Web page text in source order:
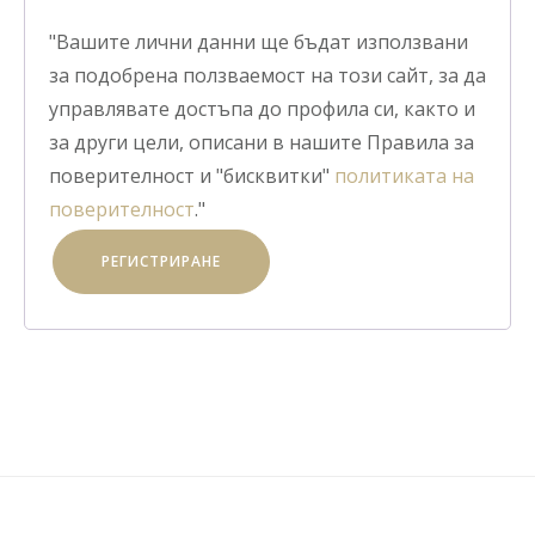
"Вашите лични данни ще бъдат използвани
за подобрена ползваемост на този сайт, за да
управлявате достъпа до профила си, както и
за други цели, описани в нашите Правила за
поверителност и "бисквитки" политиката на
поверителност."
РЕГИСТРИРАНЕ